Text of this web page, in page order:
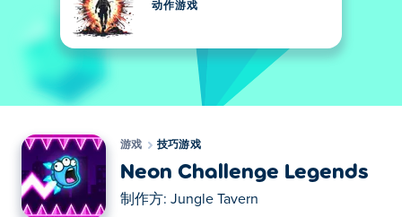
动作游戏
游戏 技巧游戏
Neon Challenge Legends
制作方: Jungle Tavern